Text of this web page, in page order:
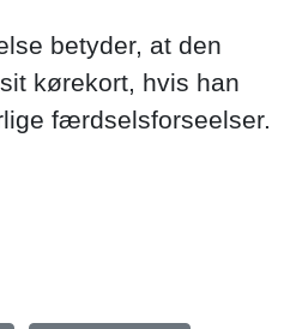
betyder, at den
kørekort, hvis han
færdselsforseelser.